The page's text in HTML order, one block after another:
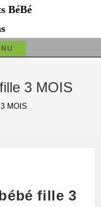
3 MOIS
MOIS
fille 3